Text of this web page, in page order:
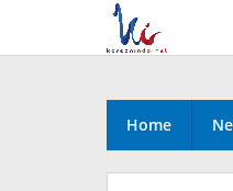
content
Home